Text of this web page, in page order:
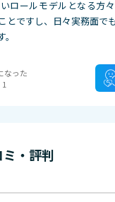
ロールモデルとなる方
とですし、日々実務面で
なった
1
・評判